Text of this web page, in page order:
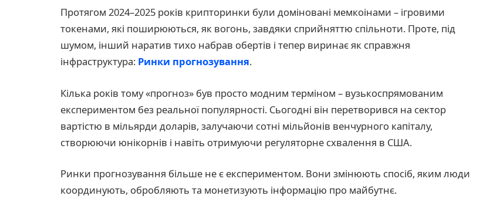
Протягом 2024–2025 років крипторинки були доміновані мемкоінами – ігровими
токенами, які поширюються, як вогонь, завдяки сприйняттю спільноти. Проте, під
шумом, інший наратив тихо набрав обертів і тепер виринає як справжня
інфраструктура: Ринки прогнозування.
Кілька років тому «прогноз» був просто модним терміном – вузькоспрямованим
експериментом без реальної популярності. Сьогодні він перетворився на сектор
вартістю в мільярди доларів, залучаючи сотні мільйонів венчурного капіталу,
створюючи юнікорнів і навіть отримуючи регуляторне схвалення в США.
Ринки прогнозування більше не є експериментом. Вони змінюють спосіб, яким люди
координують, обробляють та монетизують інформацію про майбутнє.